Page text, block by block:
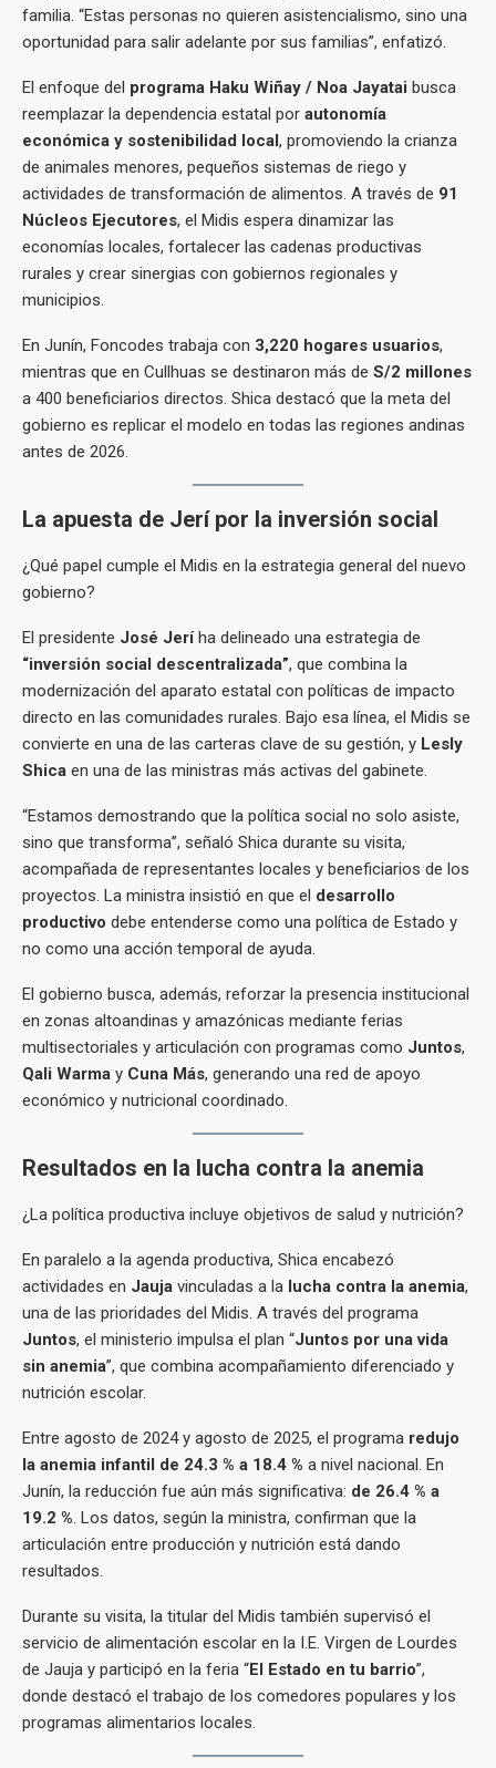
familia. “Estas personas no quieren asistencialismo, sino una
oportunidad para salir adelante por sus familias”, enfatizó.
El enfoque del programa Haku Wiñay / Noa Jayatai busca
reemplazar la dependencia estatal por autonomía
económica y sostenibilidad local, promoviendo la crianza
de animales menores, pequeños sistemas de riego y
actividades de transformación de alimentos. A través de 91
Núcleos Ejecutores, el Midis espera dinamizar las
economías locales, fortalecer las cadenas productivas
rurales y crear sinergias con gobiernos regionales y
municipios.
En Junín, Foncodes trabaja con 3,220 hogares usuarios,
mientras que en Cullhuas se destinaron más de S/2 millones
a 400 beneficiarios directos. Shica destacó que la meta del
gobierno es replicar el modelo en todas las regiones andinas
antes de 2026.
La apuesta de Jerí por la inversión social
¿Qué papel cumple el Midis en la estrategia general del nuevo
gobierno?
El presidente José Jeríha delineado una estrategia de
“inversión social descentralizada”, que combina la
modernización del aparato estatal con políticas de impacto
directo en las comunidades rurales. Bajo esa línea, el Midis se
convierte en una de las carteras clave de su gestión, y Lesly
Shica en una de las ministras más activas del gabinete.
“Estamos demostrando que la política social no solo asiste,
sino que transforma”, señaló Shica durante su visita,
acompañada de representantes locales y beneficiarios de los
proyectos. La ministra insistió en que el desarrollo
productivo debe entenderse como una política de Estado y
no como una acción temporal de ayuda.
El gobierno busca, además, reforzar la presencia institucional
en zonas altoandinas y amazónicas mediante ferias
multisectoriales y articulación con programas como Juntos,
Qali Warma y Cuna Más, generando una red de apoyo
económico y nutricional coordinado.
Resultados en la lucha contra la anemia
¿La política productiva incluye objetivos de salud y nutrición?
En paralelo a la agenda productiva, Shica encabezó
actividades en Jauja vinculadas a la lucha contra la anemia,
una de las prioridades del Midis. A través del programa
Juntos, el ministerio impulsa el plan “Juntos por una vida
sin anemia”, que combina acompañamiento diferenciado y
nutrición escolar.
Entre agosto de 2024 y agosto de 2025, el programa redujo
la anemia infantil de 24.3 % a 18.4 % a nivel nacional. En
Junín, la reducción fue aún más significativa: de 26.4 % a
19.2 %. Los datos, según la ministra, confirman que la
articulación entre producción y nutrición está dando
resultados.
Durante su visita, la titular del Midis también supervisó el
servicio de alimentación escolar en la I.E. Virgen de Lourdes
de Jauja y participó en la feria “El Estado en tu barrio”,
donde destacó el trabajo de los comedores populares y los
programas alimentarios locales.